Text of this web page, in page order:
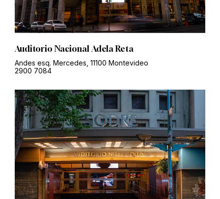
Auditorio Nacional Adela Reta
Andes esq. Mercedes, 11100 Montevideo
2900 7084